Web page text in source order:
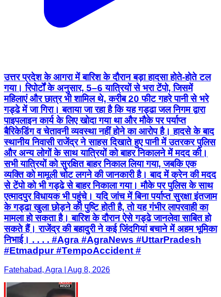
उत्तर प्रदेश के आगरा में बारिश के दौरान बड़ा हादसा होते-होते टल
गया। रिपोर्टों के अनुसार, 5–6 यात्रियों से भरा टेंपो, जिसमें
महिलाएं और छात्र भी शामिल थे, करीब 20 फीट गहरे पानी से भरे
गड्ढे में जा गिरा। बताया जा रहा है कि यह गड्ढा जल निगम द्वारा
पाइपलाइन कार्य के लिए खोदा गया था और मौके पर पर्याप्त
बैरिकेडिंग व चेतावनी व्यवस्था नहीं होने का आरोप है। हादसे के बाद
स्थानीय निवासी राजेंद्र ने साहस दिखाते हुए पानी में उतरकर पुलिस
और अन्य लोगों के साथ यात्रियों को बाहर निकालने में मदद की।
सभी यात्रियों को सुरक्षित बाहर निकाल लिया गया, जबकि एक
व्यक्ति को मामूली चोट लगने की जानकारी है। बाद में क्रेन की मदद
से टेंपो को भी गड्ढे से बाहर निकाला गया। मौके पर पुलिस के साथ
एत्मादपुर विधायक भी पहुंचे। यदि जांच में बिना पर्याप्त सुरक्षा इंतजाम
के गड्ढा खुला छोड़ने की पुष्टि होती है, तो यह गंभीर लापरवाही का
मामला हो सकता है। बारिश के दौरान ऐसे गड्ढे जानलेवा साबित हो
सकते हैं। राजेंद्र की बहादुरी ने कई जिंदगियां बचाने में अहम भूमिका
निभाई। . . . . #Agra #AgraNews #UttarPradesh
#Etmadpur #TempoAccident #
Fatehabad, Agra | Aug 8, 2026